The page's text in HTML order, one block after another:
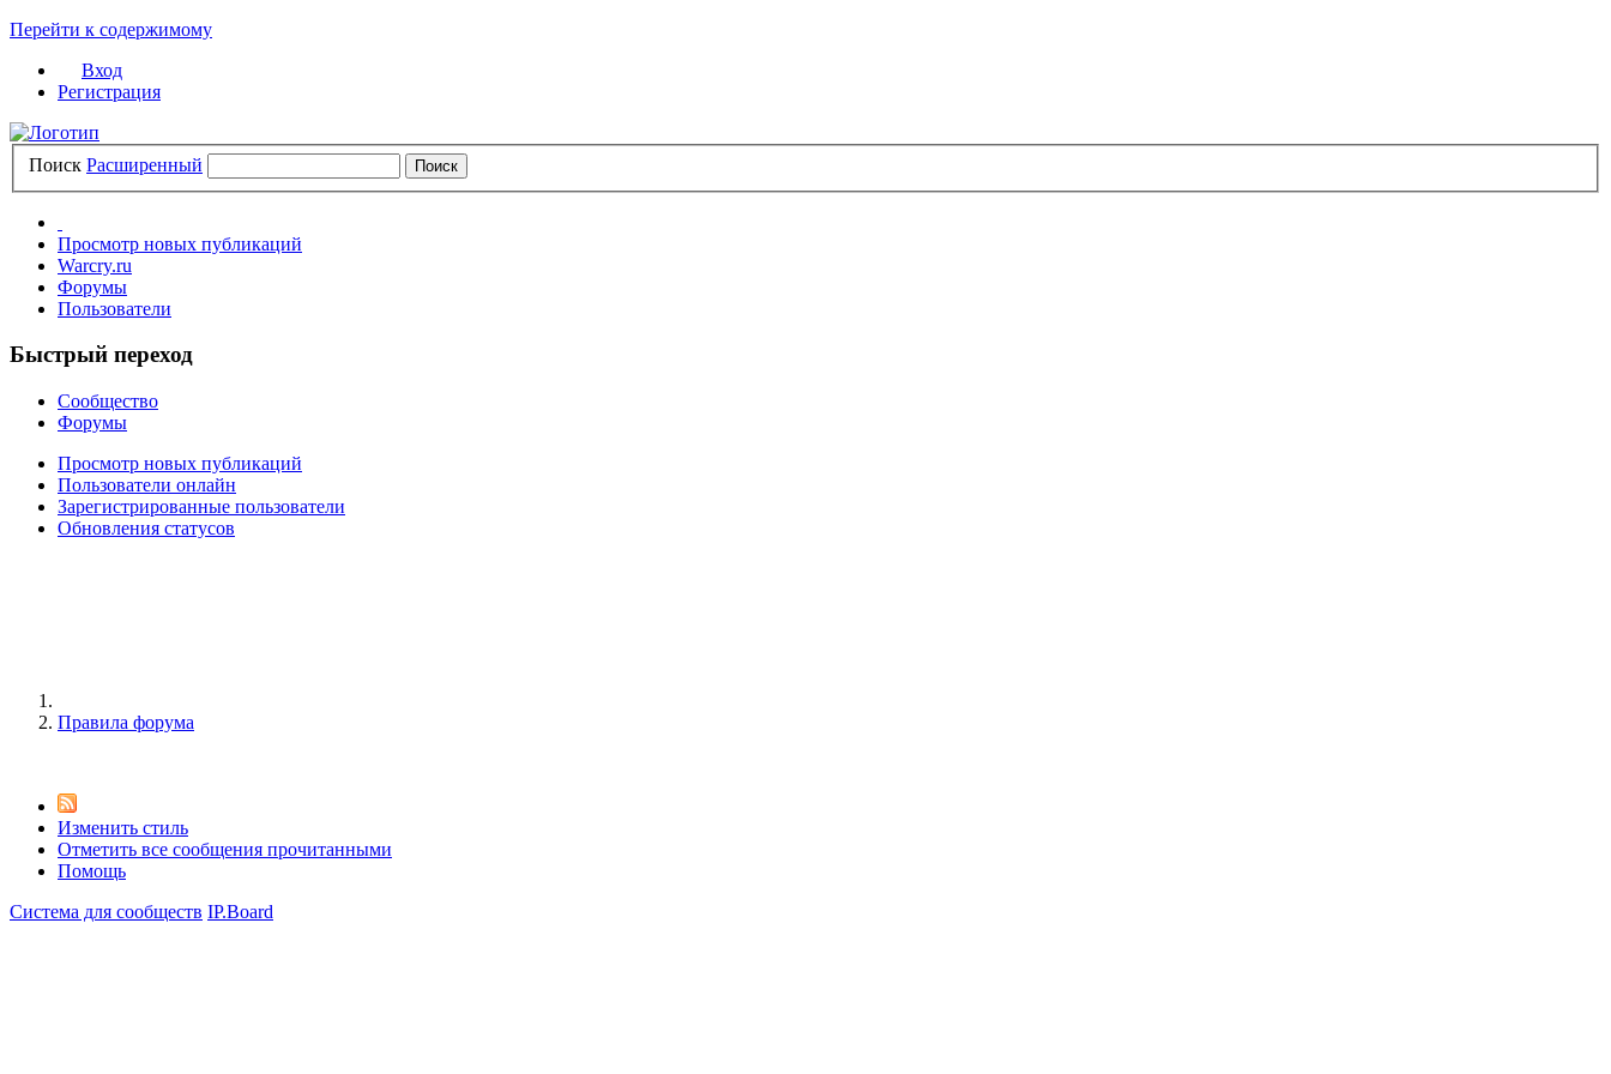
Перейти к содержимому
Вход
Регистрация
Поиск Расширенный
Просмотр новых публикаций
Warcry.ru
Форумы
Пользователи
Быстрый переход
Сообщество
Форумы
Просмотр новых публикаций
Пользователи онлайн
Зарегистрированные пользователи
Обновления статусов
Правила форума
Изменить стиль
Отметить все сообщения прочитанными
Помощь
Система для сообществ IP.Board